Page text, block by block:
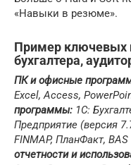
«Навыки в резюме».
Пример ключевых
бухгалтера,
ПК и офисные
Excel, Access,
программы: 1С:
Предприятие (версия
FINMAP, ПланФакт,
отчетности и